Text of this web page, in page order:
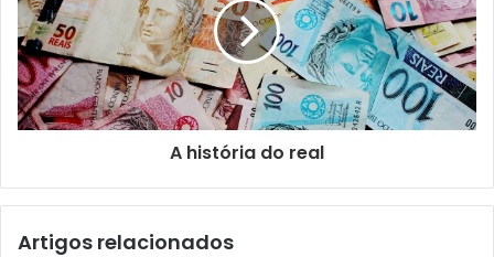
A história do real
Artigos relacionados